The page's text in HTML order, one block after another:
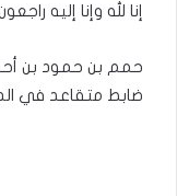
إنا لله وإنا إليه
حمم بن حمود بن
ضابط متقاعد في